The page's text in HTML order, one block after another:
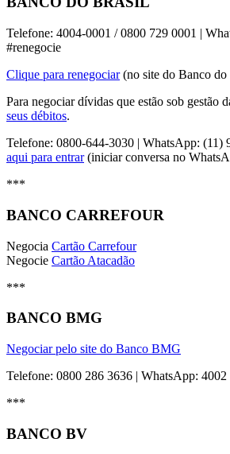
Telefone: 4004-0001 / 0800 729 0001 |
#renegocie
Clique para renegociar(no site do Banco do
Para negociar dívidas que estão sob gestão
seus débitos.
Telefone: 0800-644-3030 | WhatsApp: (11)
aqui para entrar(iniciar conversa no
***
BANCO CARREFOUR
Negocia Cartão Carrefour
Negocie Cartão Atacadão
***
BANCO BMG
Negociar pelo site do Banco BMG
Telefone: 0800 286 3636 | WhatsApp: 4002
***
BANCO BV